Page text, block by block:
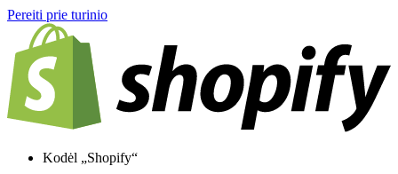
Pereiti prie turinio
Kodėl „Shopify“